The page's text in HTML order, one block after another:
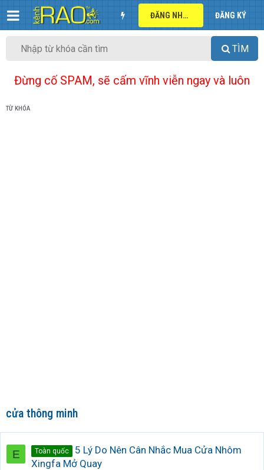
ĐĂNG NHẬP ĐĂNG KÝ
TÌM
Đừng cố SPAM, sẽ cấm vĩnh viễn ngay và luôn
TỪ KHÓA
cửa thông minh
E Toàn quốc
5 Lý Do Nên Cân Nhắc Mua Cửa Nhôm
Xingfa Mở Quay